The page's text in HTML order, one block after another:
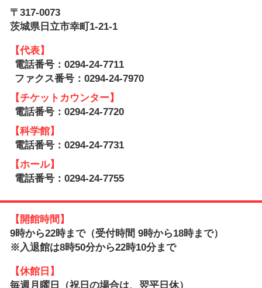
〒317-0073
茨城県日立市幸町1-21-1
【代表】
電話番号：0294-24-7711
ファクス番号：0294-24-7970
【チケットカウンター】
電話番号：0294-24-7720
【科学館】
電話番号：0294-24-7731
【ホール】
電話番号：0294-24-7755
【開館時間】
9時から22時まで（受付時間 9時から18時まで）
※入退館は8時50分から22時10分まで
【休館日】
毎週月曜日（祝日の場合は、翌平日休）